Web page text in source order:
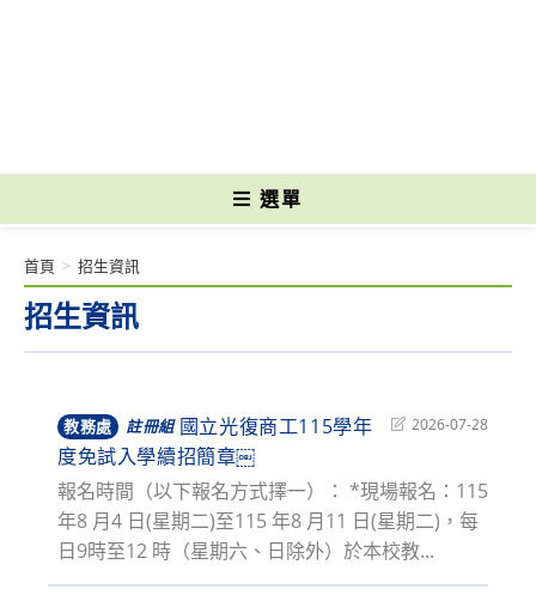
選單
招生資訊
首頁 > 招生資訊
教務處 註冊組 國立光復商工115學年
度免試入學續招簡章￼
Post
modified:
2026-07-28
報名時間（以下報名方式擇一）： *現場報名：115
年8 月4 日(星期二)至115 年8 月11 日(星期二)，每
日9時至12 時（星期六、日除外）於本校教...